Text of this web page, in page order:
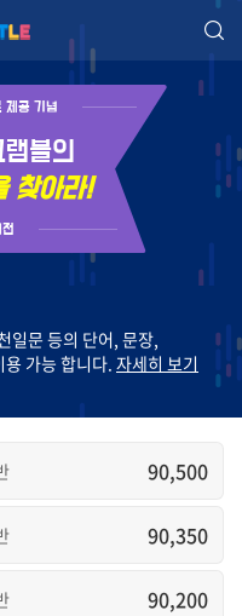
제공 기념
블의
찾아라!
일문 등의 단어, 문장,
가능 합니다. 자세히 보기
90,500
90,350
90,200